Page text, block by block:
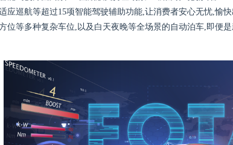
应巡航等超过15项智能驾驶辅助功能,让消费者安心无忧,愉
位等多种复杂车位,以及白天夜晚等全场景的自动泊车,即便